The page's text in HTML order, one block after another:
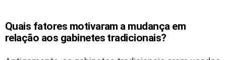
Quais fatores motivaram a mudança em
relação aos gabinetes tradicionais?